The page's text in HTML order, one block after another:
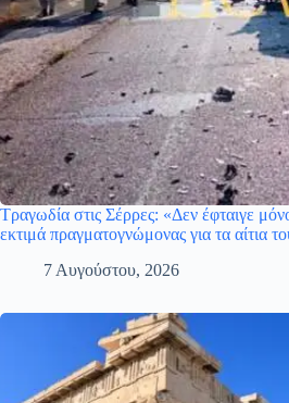
Τραγωδία στις Σέρρες: «Δεν έφταιγε
εκτιμά πραγματογνώμονας για τα αίτια
7 Αυγούστου, 2026